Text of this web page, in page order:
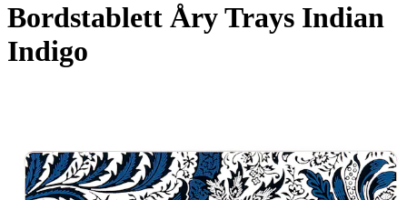
Bordstablett Åry Trays Indian
Indigo